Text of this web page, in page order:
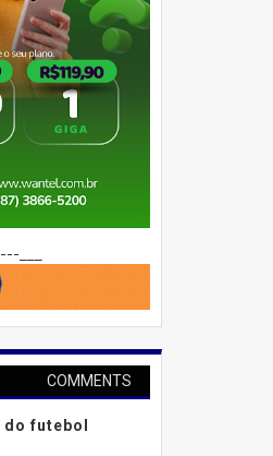
___
COMMENTS
do futebol